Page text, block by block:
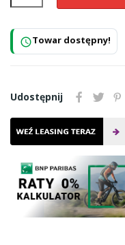
scheduleTowar dostępny!
Udostępnij